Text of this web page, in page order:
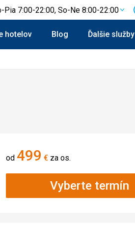
Pia 7:00-22:00, So-Ne 8:00-22:00
hotelov Blog Ďalšie služby
od 499 € za os.
Vyberte termín